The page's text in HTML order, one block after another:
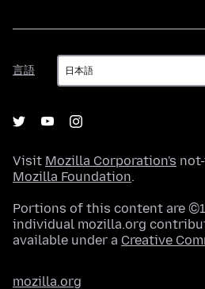
言語
言
語
Visit Mozilla Corporation's
Mozilla Foundation.
Portions of this content are
individual mozilla.org
available under a Creative
mozilla.org